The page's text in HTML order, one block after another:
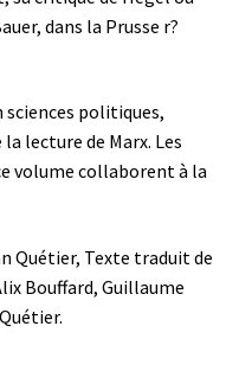
dans la Prusse r?
politiques,
lecture de Marx. Les
volume collaborent à la
Quétier, Texte traduit de
Bouffard, Guillaume